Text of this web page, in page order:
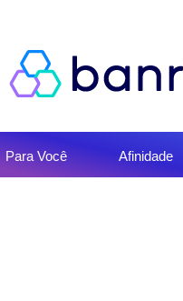
do
menu
Para Você Afinidade